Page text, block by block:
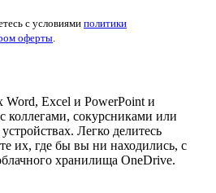
с условиями политики
оферты.
Word, Excel и PowerPoint и
коллегами, сокурсниками или
Легко делитесь
их, где бы вы ни находились, с
хранилища OneDrive.